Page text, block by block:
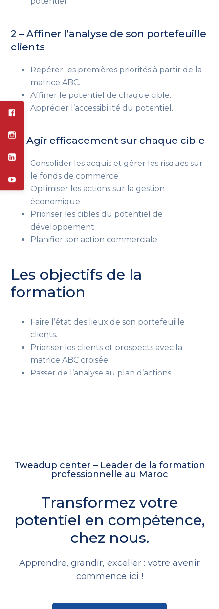
2 – Affiner l’analyse de son portefeuille
clients
Repérer les premières priorités à partir de la
matrice ABC.
Affiner le potentiel de chaque cible.
Apprécier l’accessibilité du potentiel.
3 – Agir efficacement sur chaque cible
Consolider les acquis et gérer les risques sur
le fonds de commerce.
Optimiser les actions sur la gestion
économique.
Prioriser les cibles du potentiel de
développement.
Planifier son action commerciale.
Les objectifs de la
formation
Faire l’état des lieux de son portefeuille
clients.
Prioriser les clients et prospects avec la
matrice ABC croisée.
Passer de l’analyse au plan d’actions.
Tweadup center – Leader de la formation
professionnelle au Maroc
Transformez votre
potentiel en compétence,
chez nous.
Apprendre, grandir, exceller : votre avenir
commence ici !